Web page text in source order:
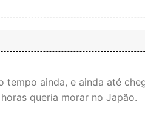
tempo ainda, e ainda até
queria morar no Japão.